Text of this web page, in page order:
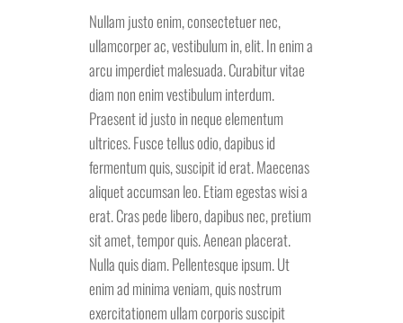
Nullam justo enim, consectetuer nec,
ullamcorper ac, vestibulum in, elit. In enim a
arcu imperdiet malesuada. Curabitur vitae
diam non enim vestibulum interdum.
Praesent id justo in neque elementum
ultrices. Fusce tellus odio, dapibus id
fermentum quis, suscipit id erat. Maecenas
aliquet accumsan leo. Etiam egestas wisi a
erat. Cras pede libero, dapibus nec, pretium
sit amet, tempor quis. Aenean placerat.
Nulla quis diam. Pellentesque ipsum. Ut
enim ad minima veniam, quis nostrum
exercitationem ullam corporis suscipit